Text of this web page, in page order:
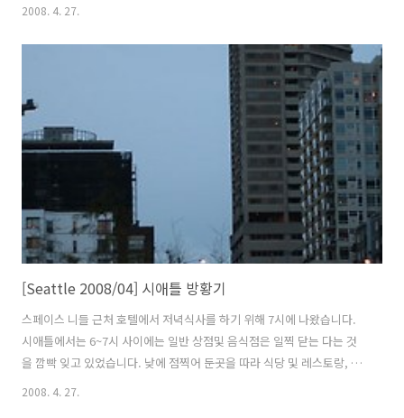
2008. 4. 27.
[Seattle 2008/04] 시애틀 방황기
스페이스 니들 근처 호텔에서 저녁식사를 하기 위해 7시에 나왔습니다.
시애틀에서는 6~7시 사이에는 일반 상점및 음식점은 일찍 닫는 다는 것
을 깜빡 잊고 있었습니다. 낮에 점찍어 둔곳을 따라 식당 및 레스토랑, 패
스트푸드점등을 돌아봤지만 역시나 가는날이 장날이라고 모두 문을 닫
2008. 4. 27.